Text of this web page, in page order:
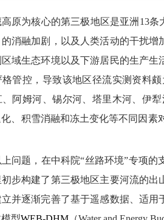
高原为核心的第三极地区是亚洲 13条
消融加剧，以及人类活动的干扰
区域生态环境以及下游居民的生产
格管控，导致该地区径流实测资料
阿姆河、锡尔河、塔里木河、伊
、积雪消融和冻土变化等不同因
问题，在中科院“丝路环境”专项
步构建了第三极地区主要河流的
并逐渐完善了基于遥感数据、适